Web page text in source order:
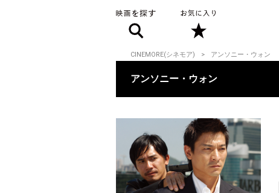
CINEMORE(シネモア) アンソニー・ウォン
アンソニー・ウォン